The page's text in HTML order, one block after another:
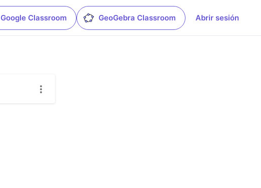
Google Classroom GeoGebra Classroom Abrir sesión